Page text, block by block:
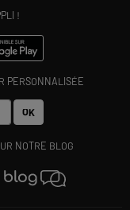
!
PERSONNALISÉE
OK
NOTRE BLOG